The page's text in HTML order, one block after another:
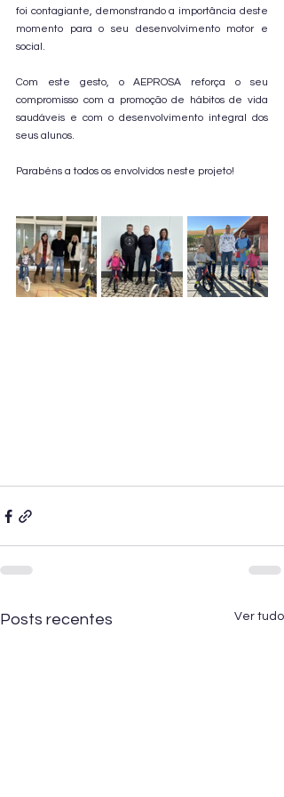
foi contagiante, demonstrando a importância deste
momento para o seu desenvolvimento motor e
social.
Com este gesto, o AEPROSA reforça o seu
compromisso com a promoção de hábitos de vida
saudáveis e com o desenvolvimento integral dos
seus alunos.
Parabéns a todos os envolvidos neste projeto!
Posts recentes Ver tudo